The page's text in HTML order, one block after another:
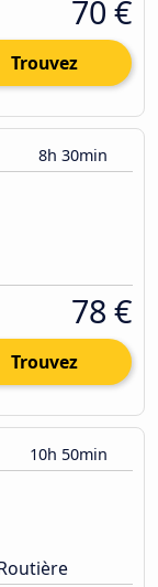
70 €
Trouvez
8h 30min
78 €
Trouvez
10h 50min